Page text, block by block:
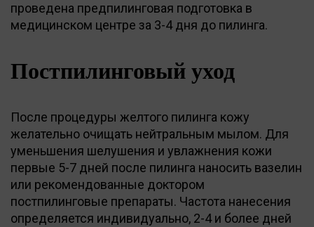
проведена предпилинговая подготовка в
медицинском центре за 3-4 дня до пилинга.
Постпилинговый уход
После процедуры желтого пилинга кожу
желательно очищать нейтральным мылом. Для
уменьшения шелушения и увлажнения кожи
первые 5-7 дней после пилинга наносить вазелин
или рекомендованные доктором
постпилинговые препараты. Частота нанесения
определяется индивидуально, 2-4 и более дней